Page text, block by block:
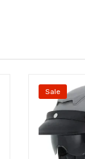
Sale